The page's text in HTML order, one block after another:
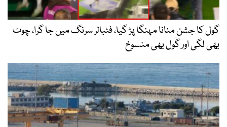
گول کا جشن منانا مہنگا پڑ گیا، فٹبالر سرنگ میں جا گرا، چوٹ
بھی لگی اور گول بھی منسوخ